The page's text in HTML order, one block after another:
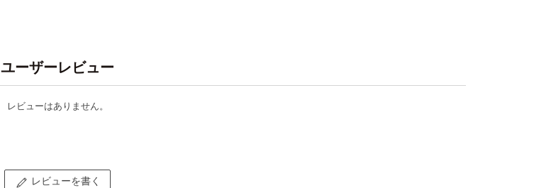
ユーザーレビュー
レビューはありません。
レビューを書く